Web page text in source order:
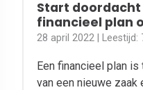
Start doordacht
financieel plan
28 april 2022 | Leestijd:
Een financieel plan
van een nieuwe zaak